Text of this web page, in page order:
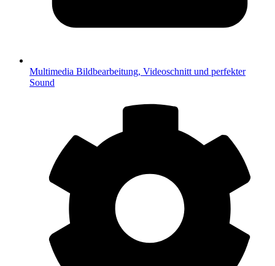
Multimedia Bildbearbeitung, Videoschnitt und perfekter
Sound